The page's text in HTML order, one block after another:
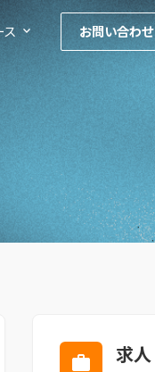
ス お問い合わせ
求